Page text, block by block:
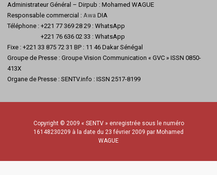
Administrateur Général – Dirpub : Mohamed WAGUE
Responsable commercial : Awa DIA
Téléphone : +221 77 369 28 29 : WhatsApp
+221 76 636 02 33 : WhatsApp
Fixe : +221 33 875 72 31 BP : 11 46 Dakar Sénégal
Groupe de Presse : Groupe Vision Communication « GVC » ISSN 0850-
413X
Organe de Presse : SENTV.info : ISSN 2517-8199
Copyright © 2009 « SENTV » enregistrée sous le numéro
16148230209 à la date du 23 février 2009 par Mohamed
WAGUE